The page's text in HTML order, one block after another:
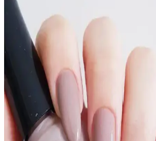
Flormar’ın geniş renk yelpazesiyle ten
doğal güzelliği ön plana çıkarır ve stilinizi
canlı tonlarla her tarz ve cilt tonuna uygun
Flormar ile Ten Rengine Uygun 10
Moda Trendleri Hakkında Bilgiler
Ten rengine uygun Flormar oje renkleri ve
hakkında detaylı bilgiler, renk önerileri ve stil
en iyi şekilde ifade edin.
Mara Nude Oje Serisi 3'lü İstanbul:
Tırnak Bakımı İçin İdeal Seçenekler